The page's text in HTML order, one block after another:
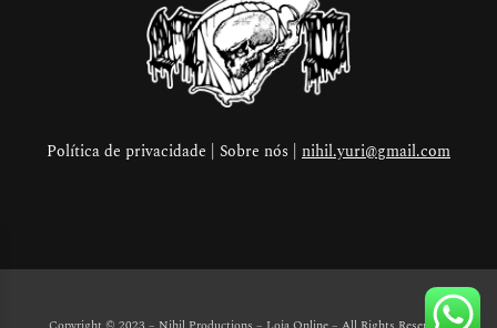
Política de privacidade | Sobre nós | nihil.yuri@gmail.com